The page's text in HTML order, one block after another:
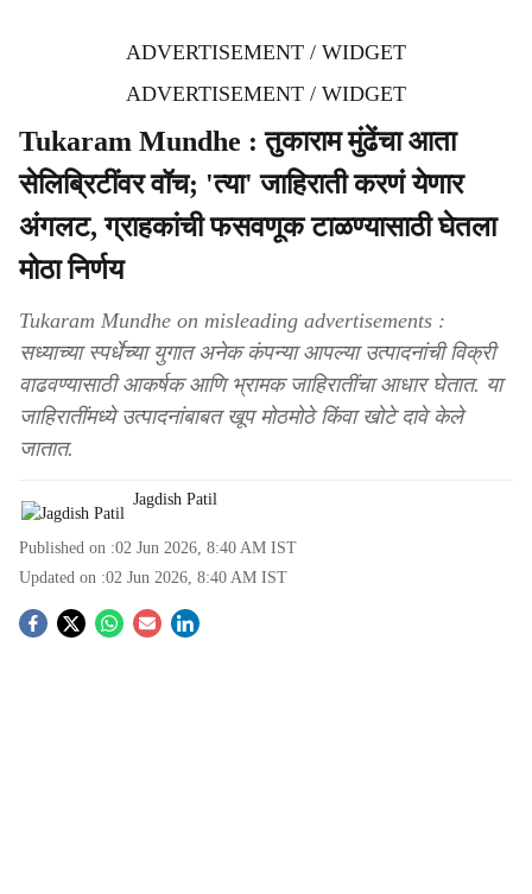
ADVERTISEMENT / WIDGET
ADVERTISEMENT / WIDGET
Tukaram Mundhe : तुकाराम मुंढेंचा आता
सेलिब्रिटींवर वॉच; 'त्या' जाहिराती करणं येणार
अंगलट, ग्राहकांची फसवणूक टाळण्यासाठी घेतला
मोठा निर्णय
Tukaram Mundhe on misleading advertisements :
सध्याच्या स्पर्धेच्या युगात अनेक कंपन्या आपल्या उत्पादनांची विक्री
वाढवण्यासाठी आकर्षक आणि भ्रामक जाहिरातींचा आधार घेतात. या
जाहिरातींमध्ये उत्पादनांबाबत खूप मोठमोठे किंवा खोटे दावे केले
जातात.
Jagdish Patil
Published on :02 Jun 2026, 8:40 AM IST
Updated on :02 Jun 2026, 8:40 AM IST
S